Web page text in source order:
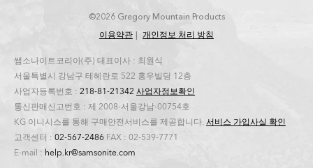
©2026 Gregory Mountain Products
이용약관
개인정보 처리 방침
쌤소나이트코리아(주) 대표이사 : 최원식
서울특별시 강남구 테헤란로 522 홍우빌딩 12층
사업자등록번호 : 218-81-21342 사업자정보확인
통신판매신고번호 : 제 2008-서울강남-00754호
KG 이니시스를 통해 구매안전서비스를 제공합니다. 서비스 가입사실 확인
고객센터 : 02-567-2486 FAX : 02-539-7771
E-mail : help.kr@samsonite.com